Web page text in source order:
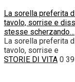
La sorella preferita
tavolo, sorrise e
stesse scherzando…
La sorella preferita
tavolo, sorrise e
STORIE DI VITA 0 39